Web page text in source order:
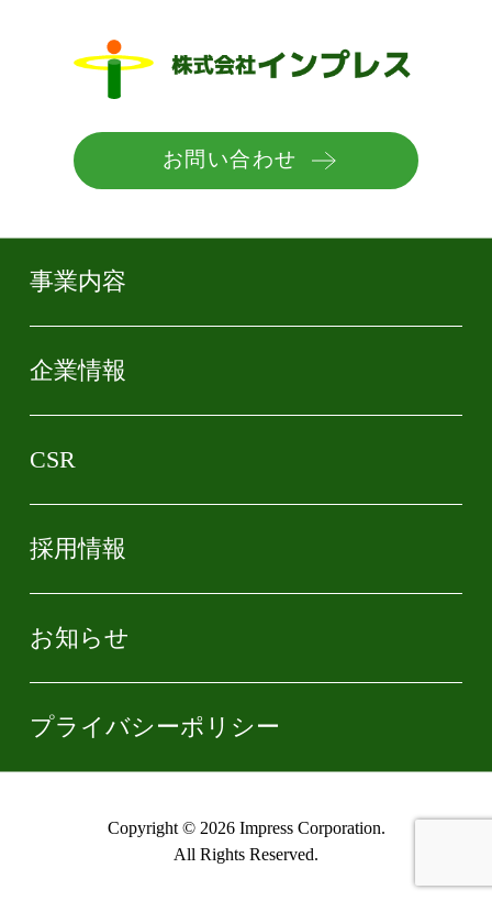
お問い合わせ
事業内容
企業情報
CSR
採用情報
お知らせ
プライバシーポリシー
Copyright © 2026 Impress Corporation.
All Rights Reserved.